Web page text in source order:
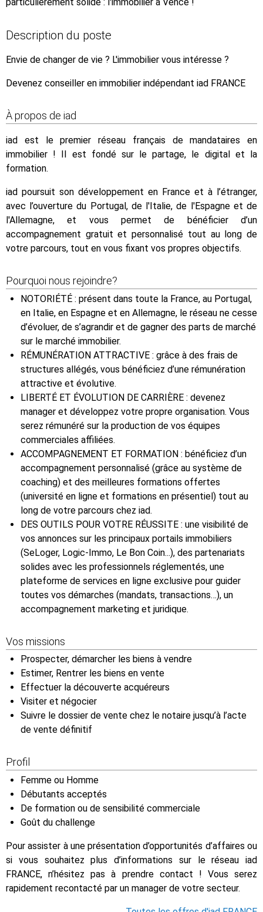
Description du poste
Envie de changer de vie ? L'immobilier vous intéresse ?
Devenez conseiller en immobilier indépendant iad FRANCE
À propos de iad
iad est le premier réseau français de mandataires en
immobilier ! Il est fondé sur le partage, le digital et la
formation.
iad poursuit son développement en France et à l’étranger,
avec l’ouverture du Portugal, de l'Italie, de l'Espagne et de
l'Allemagne, et vous permet de bénéficier d’un
accompagnement gratuit et personnalisé tout au long de
votre parcours, tout en vous fixant vos propres objectifs.
Pourquoi nous rejoindre?
NOTORIÉTÉ : présent dans toute la France, au Portugal,
en Italie, en Espagne et en Allemagne, le réseau ne cesse
d’évoluer, de s’agrandir et de gagner des parts de marché
sur le marché immobilier.
RÉMUNÉRATION ATTRACTIVE : grâce à des frais de
structures allégés, vous bénéficiez d’une rémunération
attractive et évolutive.
LIBERTÉ ET ÉVOLUTION DE CARRIÈRE : devenez
manager et développez votre propre organisation. Vous
serez rémunéré sur la production de vos équipes
commerciales affiliées.
ACCOMPAGNEMENT ET FORMATION : bénéficiez d’un
accompagnement personnalisé (grâce au système de
coaching) et des meilleures formations offertes
(université en ligne et formations en présentiel) tout au
long de votre parcours chez iad.
DES OUTILS POUR VOTRE RÉUSSITE : une visibilité de
vos annonces sur les principaux portails immobiliers
(SeLoger, Logic-Immo, Le Bon Coin...), des partenariats
solides avec les professionnels réglementés, une
plateforme de services en ligne exclusive pour guider
toutes vos démarches (mandats, transactions…), un
accompagnement marketing et juridique.
Vos missions
Prospecter, démarcher les biens à vendre
Estimer, Rentrer les biens en vente
Effectuer la découverte acquéreurs
Visiter et négocier
Suivre le dossier de vente chez le notaire jusqu’à l’acte
de vente définitif
Profil
Femme ou Homme
Débutants acceptés
De formation ou de sensibilité commerciale
Goût du challenge
Pour assister à une présentation d’opportunités d’affaires ou
si vous souhaitez plus d’informations sur le réseau iad
FRANCE, n’hésitez pas à prendre contact ! Vous serez
rapidement recontacté par un manager de votre secteur.